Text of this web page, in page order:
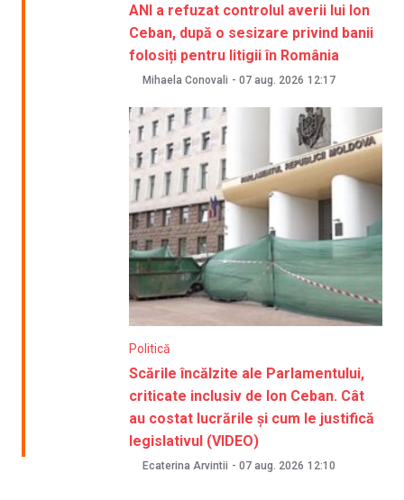
ANI a refuzat controlul averii lui Ion
Ceban, după o sesizare privind banii
folosiți pentru litigii în România
Mihaela Conovali - 07 aug. 2026 12:17
Politică
Scările încălzite ale Parlamentului,
criticate inclusiv de Ion Ceban. Cât
au costat lucrările și cum le justifică
legislativul (VIDEO)
Ecaterina Arvintii - 07 aug. 2026 12:10